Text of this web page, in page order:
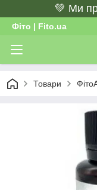
💚 Ми
Фіто | Fito.ua
Товари